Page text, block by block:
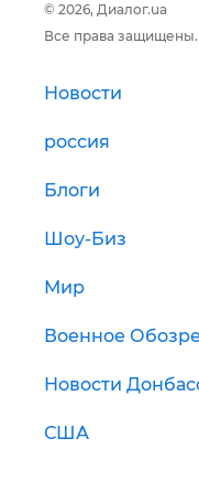
© 2026, Диалог.ua
Все права защищены.
Новости
россия
Блоги
Шоу-Биз
Мир
Военное
Новости
США